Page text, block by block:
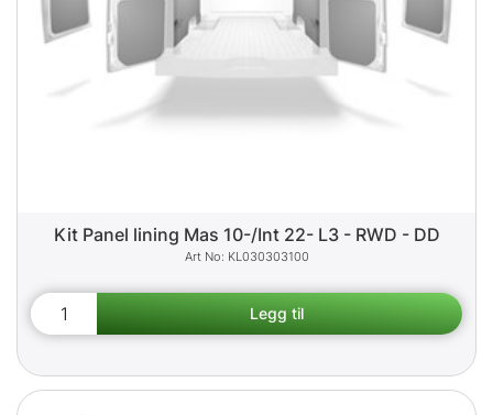
Kit Panel lining Mas 10-/Int 22- L3 - RWD - DD
KL030303100